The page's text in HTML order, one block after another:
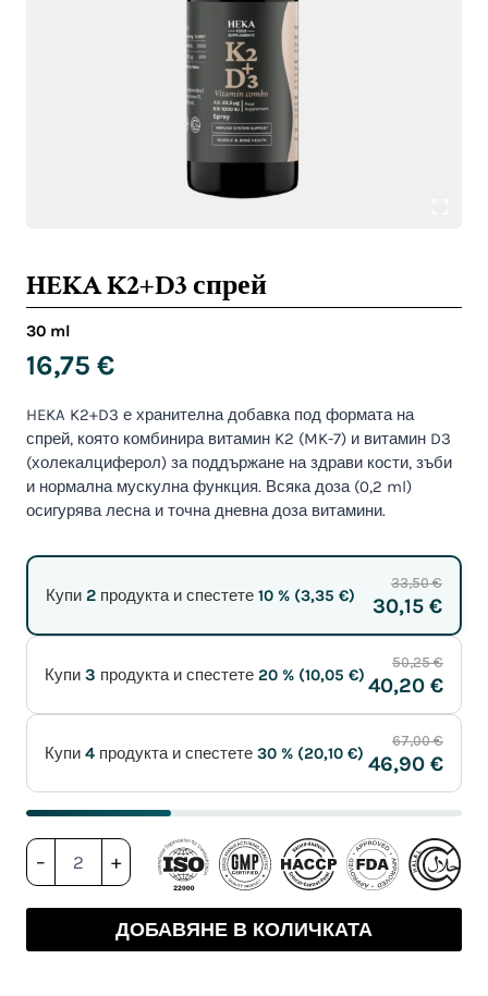
HEKA K2+D3 спрей
30 ml
16,75 €
HEKA K2+D3 е хранителна добавка под формата на
спрей, която комбинира витамин K2 (MK-7) и витамин D3
(холекалциферол) за поддържане на здрави кости, зъби
и нормална мускулна функция. Всяка доза (0,2 ml)
осигурява лесна и точна дневна доза витамини.
Купи 2 продукта и спестете 10 % (3,35 €)
33,50 €
30,15 €
Купи 3 продукта и спестете 20 % (10,05 €)
50,25 €
40,20 €
Купи 4 продукта и спестете 30 % (20,10 €)
67,00 €
46,90 €
–
количество
за
спрей
+
ДОБАВЯНЕ В КОЛИЧКАТА